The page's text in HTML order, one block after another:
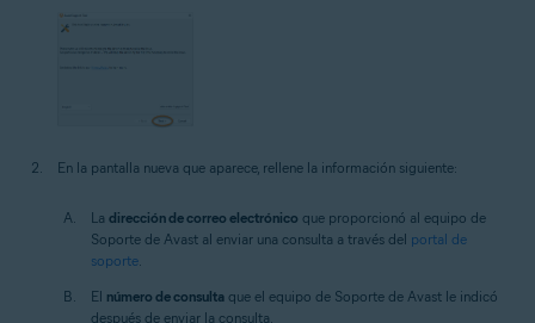
En la pantalla nueva que aparece, rellene la información siguiente:
La dirección de correo electrónico que proporcionó al equipo de
Soporte de Avast al enviar una consulta a través del portal de
soporte.
El número de consulta que el equipo de Soporte de Avast le indicó
después de enviar la consulta.